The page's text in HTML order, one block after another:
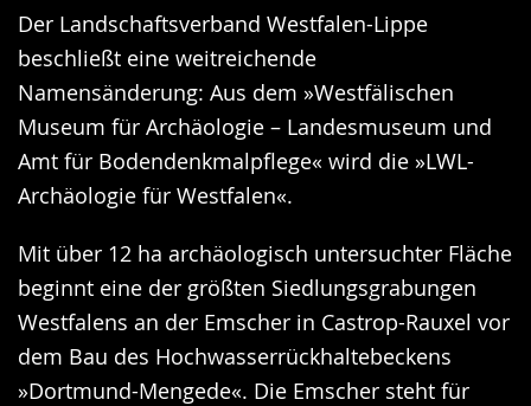
Der Landschaftsverband Westfalen-Lippe
beschließt eine weitreichende
Namensänderung: Aus dem »Westfälischen
Museum für Archäologie – Landesmuseum und
Amt für Bodendenkmalpflege« wird die »LWL-
Archäologie für Westfalen«.
Mit über 12 ha archäologisch untersuchter Fläche
beginnt eine der größten Siedlungsgrabungen
Westfalens an der Emscher in Castrop-Rauxel vor
dem Bau des Hochwasserrückhaltebeckens
»Dortmund-Mengede«. Die Emscher steht für